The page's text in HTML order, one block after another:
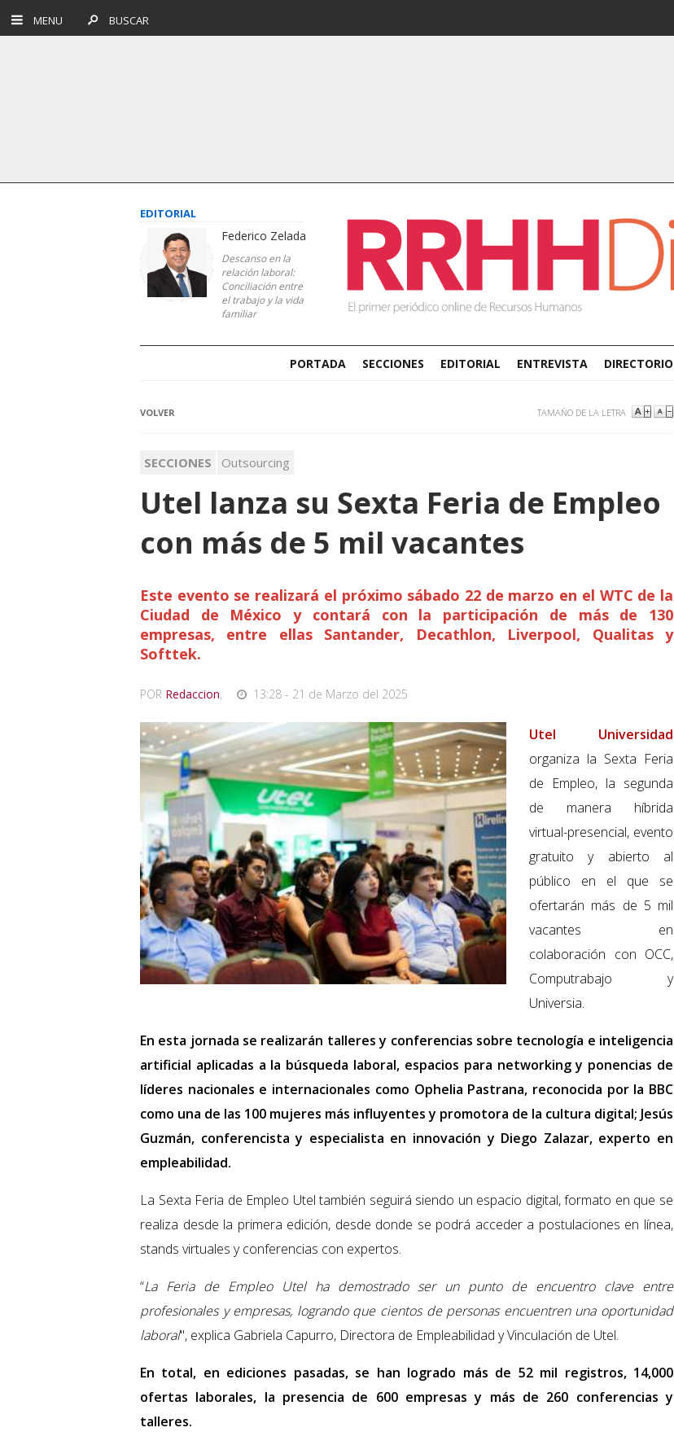
MENU BUSCAR
EDITORIAL
Federico Zelada
Descanso en la
relación laboral:
Conciliación entre
el trabajo y la vida
familiar
PORTADA SECCIONES EDITORIAL ENTREVISTA DIRECTORIO
VOLVER TAMAÑO DE LA LETRA
SECCIONES Outsourcing
Utel lanza su Sexta Feria de Empleo
con más de 5 mil vacantes
Este evento se realizará el próximo sábado 22 de marzo en el WTC de la
Ciudad de México y contará con la participación de más de 130
empresas, entre ellas Santander, Decathlon, Liverpool, Qualitas y
Softtek.
POR Redaccion, 13:28 - 21 de Marzo del 2025
Utel Universidad
organiza la Sexta Feria
de Empleo, la segunda
de manera híbrida
virtual-presencial, evento
gratuito y abierto al
público en el que se
ofertarán más de 5 mil
vacantes en
colaboración con OCC,
Computrabajo y
Universia.
En esta jornada se realizarán talleres y conferencias sobre tecnología e inteligencia
artificial aplicadas a la búsqueda laboral, espacios para networking y ponencias de
líderes nacionales e internacionales como Ophelia Pastrana, reconocida por la BBC
como una de las 100 mujeres más influyentes y promotora de la cultura digital; Jesús
Guzmán, conferencista y especialista en innovación y Diego Zalazar, experto en
empleabilidad.
La Sexta Feria de Empleo Utel también seguirá siendo un espacio digital, formato en que se
realiza desde la primera edición, desde donde se podrá acceder a postulaciones en línea,
stands virtuales y conferencias con expertos.
“La Feria de Empleo Utel ha demostrado ser un punto de encuentro clave entre
profesionales y empresas, logrando que cientos de personas encuentren una oportunidad
laboral", explica Gabriela Capurro, Directora de Empleabilidad y Vinculación de Utel.
En total, en ediciones pasadas, se han logrado más de 52 mil registros, 14,000
ofertas laborales, la presencia de 600 empresas y más de 260 conferencias y
talleres.